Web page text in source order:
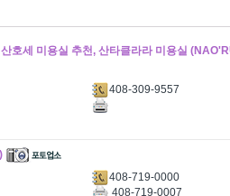
호세 미용실 추천, 산타클라라 미용실
408-309-9557
408-719-0000
408-719-0007